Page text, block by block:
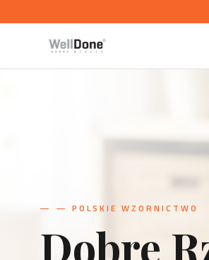
— PRZEDMIOTY UŻYTKOWE